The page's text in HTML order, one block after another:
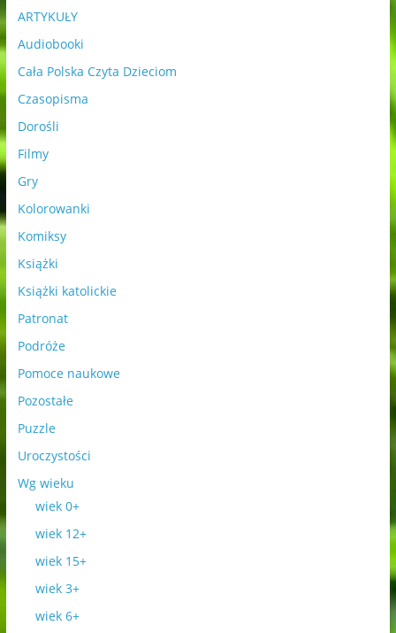
ARTYKUŁY
Audiobooki
Cała Polska Czyta Dzieciom
Czasopisma
Dorośli
Filmy
Gry
Kolorowanki
Komiksy
Książki
Książki katolickie
Patronat
Podróże
Pomoce naukowe
Pozostałe
Puzzle
Uroczystości
Wg wieku
wiek 0+
wiek 12+
wiek 15+
wiek 3+
wiek 6+